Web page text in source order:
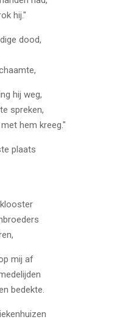
hij."
dood,
hij weg,
spreken,
hem kreeg."
plaats
mij af
bedekte.